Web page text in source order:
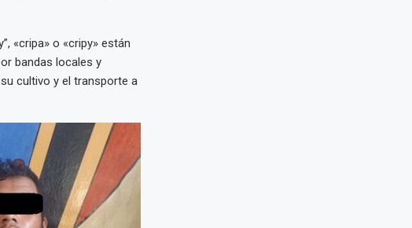
«cripa» o «cripy» están
bandas locales y
cultivo y el transporte a